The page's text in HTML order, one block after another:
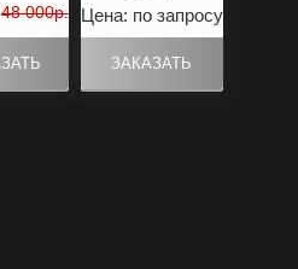
48 000р. Цена: по запросу